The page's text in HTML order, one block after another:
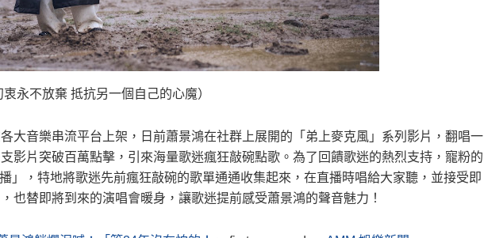
永不放棄 抵抗另一個自己的心魔）
大音樂串流平台上架，日前蕭景鴻在社群上展開的「弟上麥克風」系列影片，翻唱一
影片突破百萬點擊，引來海量歌迷瘋狂敲碗點歌。為了回饋歌迷的熱烈支持，寵粉的
」，特地將歌迷先前瘋狂敲碗的歌單通通收集起來，在直播時唱給大家聽，並接受即
也替即將到來的演唱會暖身，讓歌迷提前感受蕭景鴻的聲音魅力！